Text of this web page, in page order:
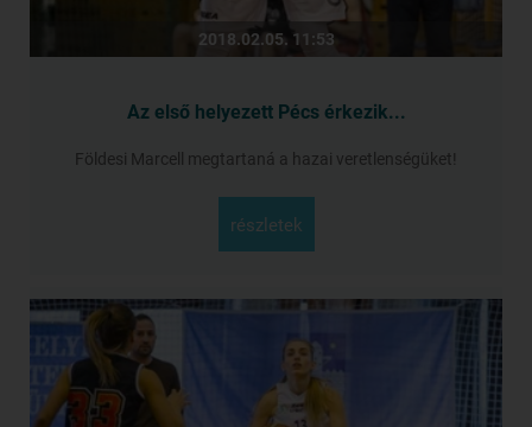
2018.02.05. 11:53
Az első helyezett Pécs érkezik...
Földesi Marcell megtartaná a hazai veretlenségüket!
részletek